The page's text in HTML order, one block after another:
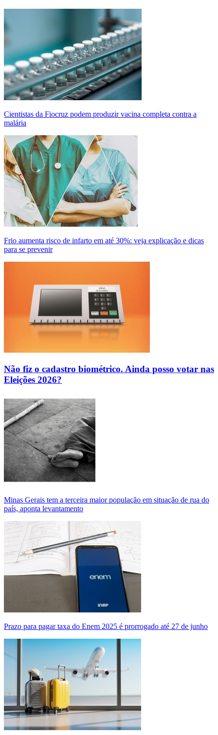
Cientistas da Fiocruz podem produzir vacina completa contra a
malária
Frio aumenta risco de infarto em até 30%: veja explicação e dicas
para se prevenir
Não fiz o cadastro biométrico. Ainda posso votar nas
Eleições 2026?
Minas Gerais tem a terceira maior população em situação de rua do
país, aponta levantamento
Prazo para pagar taxa do Enem 2025 é prorrogado até 27 de junho